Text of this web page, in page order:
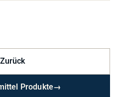
Zurück
Produkte→